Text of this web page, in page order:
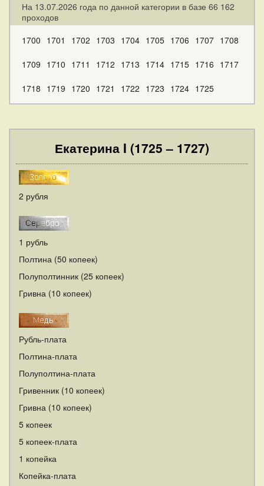
На 13.07.2026 года по данной категории в базе 66 162
проходов
1700 1701 1702 1703 1704 1705 1706 1707 1708
1709 1710 1711 1712 1713 1714 1715 1716 1717
1718 1719 1720 1721 1722 1723 1724 1725
Екатерина I (1725 – 1727)
2 рубля
1 рубль
Полтина (50 копеек)
Полуполтинник (25 копеек)
Гривна (10 копеек)
Рубль-плата
Полтина-плата
Полуполтина-плата
Гривенник (10 копеек)
Гривна (10 копеек)
5 копеек
5 копеек-плата
1 копейка
Копейка-плата